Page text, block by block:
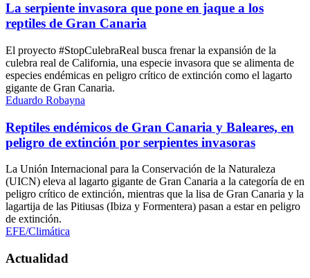
La serpiente invasora que pone en jaque a los
reptiles de Gran Canaria
El proyecto #StopCulebraReal busca frenar la expansión de la
culebra real de California, una especie invasora que se alimenta de
especies endémicas en peligro crítico de extinción como el lagarto
gigante de Gran Canaria.
Eduardo Robayna
Reptiles endémicos de Gran Canaria y Baleares, en
peligro de extinción por serpientes invasoras
La Unión Internacional para la Conservación de la Naturaleza
(UICN) eleva al lagarto gigante de Gran Canaria a la categoría de en
peligro crítico de extinción, mientras que la lisa de Gran Canaria y la
lagartija de las Pitiusas (Ibiza y Formentera) pasan a estar en peligro
de extinción.
EFE/Climática
Actualidad